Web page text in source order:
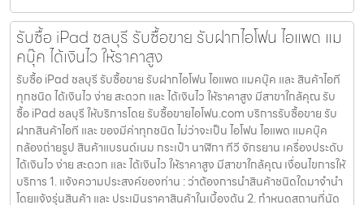
รับซื้อ iPad ชลบุรี รับซื้อขาย รับฝากไอโฟน ไอแพด แม
คบุ๊ค ได้เงินไว ให้ราคาสูง
รับซื้อ iPad ชลบุรี รับซื้อขาย รับฝากไอโฟน ไอแพด แมคบุ๊ค และ สินค้าไอที
ทุกชนิด ได้เงินไว ง่าย สะดวก และ ได้เงินไว ให้ราคาสูง มีสาขาใกล้คุณ รับ
ซื้อ iPad ชลบุรี ให้บริการโดย รับซื้อขายไอโฟน.com บริการรับซื้อขาย รับ
ฝากสินค้าไอที และ ของมีค่าทุกชนิด ไม่ว่าจะเป็น ไอโฟน ไอแพด แมคบุ๊ค
กล้องถ่ายรูป สินค้าแบรนด์เนม กระเป๋า นาฬิกา ทีวี จักรยาน เครื่องประดับ
ได้เงินไว ง่าย สะดวก และ ได้เงินไว ให้ราคาสูง มีสาขาใกล้คุณ เงื่อนไขการให้
บริการ 1. แจ้งความประสงค์ของท่าน : ว่าต้องการนำสินค้าชนิดใดมาจำนำ
โดยแจ้งรุ่นสินค้า และ ประเมินราคาสินค้าในเบื้องต้น 2. กำหนดสถานที่นัด